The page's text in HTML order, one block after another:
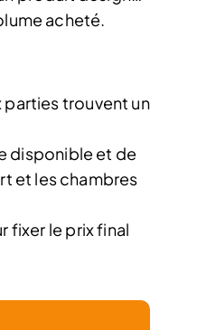
acheté.
parties trouvent un
disponible et de
et les chambres
fixer le prix final